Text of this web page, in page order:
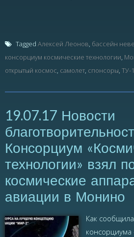
Tagged Алексей Леонов бассейн
консорциум космические технологии
открытый космос самолет спонсоры ТУ-
19.07.17 Новости
Консорциум
технологии» взял
космические
авиации в Монино
Как
консорциума